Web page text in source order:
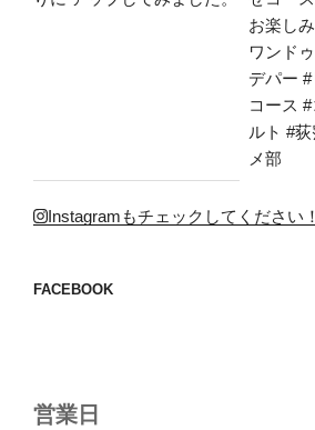
Instagramもチェックしてください！
FACEBOOK
営業日